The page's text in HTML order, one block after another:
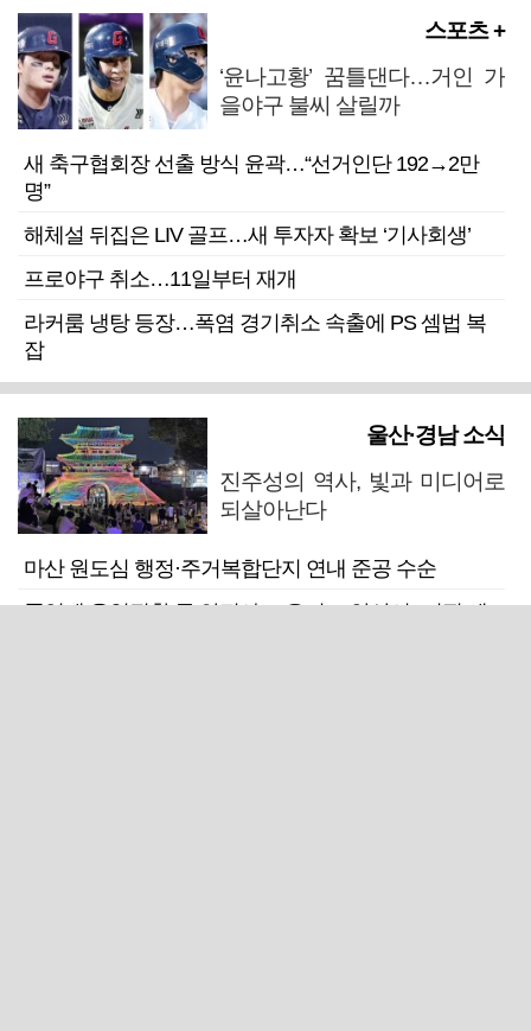
스포츠 +
‘윤나고황’ 꿈틀댄다…거인 가
을야구 불씨 살릴까
새 축구협회장 선출 방식 윤곽…“선거인단 192→2만
명”
해체설 뒤집은 LIV 골프…새 투자자 확보 ‘기사회생’
프로야구 취소…11일부터 재개
라커룸 냉탕 등장…폭염 경기취소 속출에 PS 셈법 복
잡
울산·경남 소식
진주성의 역사, 빛과 미디어로
되살아난다
마산 원도심 행정·주거복합단지 연내 준공 수순
폭염에 온열질환 등 안전사고 우려… 양산시, '어필 레